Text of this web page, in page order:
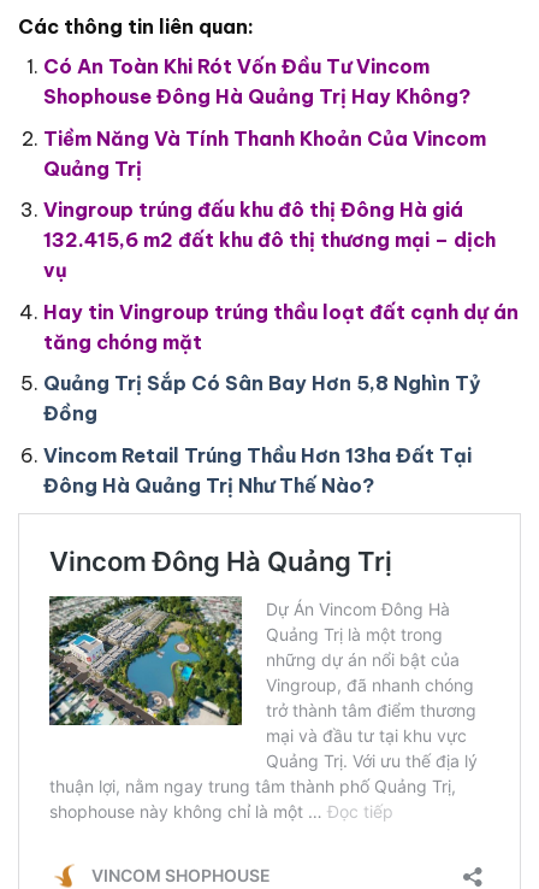
Các thông tin liên quan:
Có An Toàn Khi Rót Vốn Đầu Tư Vincom
Shophouse Đông Hà Quảng Trị Hay Không?
Tiềm Năng Và Tính Thanh Khoản Của Vincom
Quảng Trị
Vingroup trúng đấu khu đô thị Đông Hà giá
132.415,6 m2 đất khu đô thị thương mại – dịch
vụ
Hay tin Vingroup trúng thầu loạt đất cạnh dự án
tăng chóng mặt
Quảng Trị Sắp Có Sân Bay Hơn 5,8 Nghìn Tỷ
Đồng
Vincom Retail Trúng Thầu Hơn 13ha Đất Tại
Đông Hà Quảng Trị Như Thế Nào?